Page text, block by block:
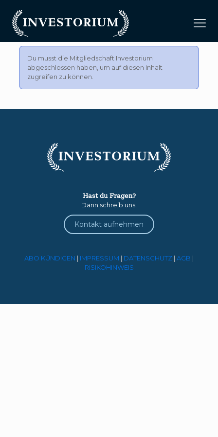
Du musst die Mitgliedschaft Investorium
abgeschlossen haben, um auf diesen Inhalt
zugreifen zu können.
Hast du Fragen?
Dann schreib uns!
Kontakt aufnehmen
ABO KÜNDIGEN | IMPRESSUM | DATENSCHUTZ | AGB |
RISIKOHINWEIS